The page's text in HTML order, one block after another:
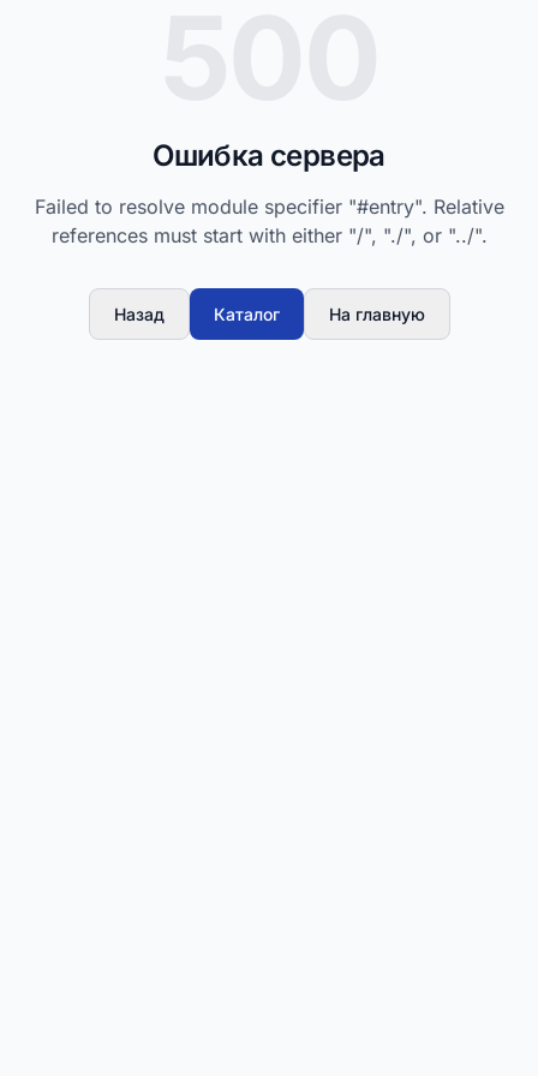
Ошибка сервера
Failed to resolve module specifier "#entry". Relative
references must start with either "/", "./", or "../".
Назад Каталог На главную